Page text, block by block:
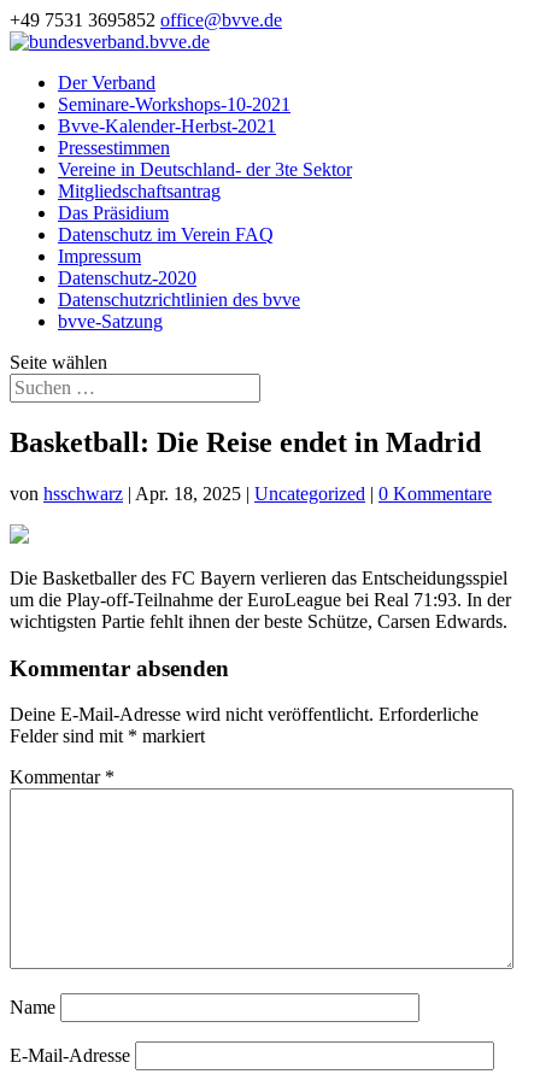
+49 7531 3695852 office@bvve.de
Der Verband
Seminare-Workshops-10-2021
Bvve-Kalender-Herbst-2021
Pressestimmen
Vereine in Deutschland- der 3te Sektor
Mitgliedschaftsantrag
Das Präsidium
Datenschutz im Verein FAQ
Impressum
Datenschutz-2020
Datenschutzrichtlinien des bvve
bvve-Satzung
Seite wählen
Basketball: Die Reise endet in Madrid
von hsschwarz | Apr. 18, 2025 | Uncategorized | 0 Kommentare
Die Basketballer des FC Bayern verlieren das Entscheidungsspiel
um die Play-off-Teilnahme der EuroLeague bei Real 71:93. In der
wichtigsten Partie fehlt ihnen der beste Schütze, Carsen Edwards.
Kommentar absenden
Deine E-Mail-Adresse wird nicht veröffentlicht. Erforderliche
Felder sind mit * markiert
Kommentar *
Name
E-Mail-Adresse